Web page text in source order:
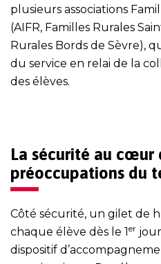
plusieurs associations
(AIFR, Familles Rurales
Rurales Bords de Sèvre),
du service en relai de la
des élèves.
La sécurité au cœur
préoccupations du
Côté sécurité, un gilet de
chaque élève dès le 1 er
dispositif